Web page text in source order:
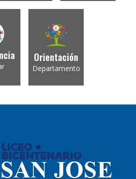
Orientación
Departamento